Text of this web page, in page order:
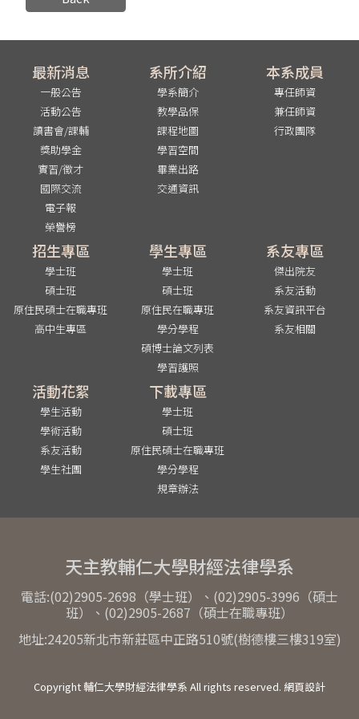
最新消息
一般公告
活動公告
讀書會/課輔
獎助學金
實習/徵才
國際交流
電子報
榮譽榜
系所介紹
學系簡介
教學品保
課程地圖
學習空間
畢業出路
交通資訊
本系成員
專任師資
兼任師資
行政團隊
招生專區
學士班
碩士班
原住民碩士在職專班
高中生專區
學生專區
學士班
碩士班
原住民在職專班
學分學程
碩博士論文列表
學習護照
系友專區
傑出院友
系友活動
系友資訊平台
系友相關
活動花絮
學生活動
學術活動
系友活動
學生社團
下載專區
學士班
碩士班
原住民碩士在職專班
學分學程
規章辦法
天主教輔仁大學財經法律學系
電話:(02)2905-2698（學士班）、(02)2905-3996（碩士
班）、(02)2905-2687（碩士在職專班）
地址:24205新北市新莊區中正路510號(樹德樓三樓319室)
Copyright 輔仁大學財經法律學系 All rights reserved. 網頁設計